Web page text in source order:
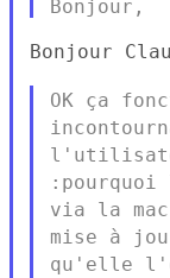
Bonjour
OK ça
via la
mise à
qu'elle